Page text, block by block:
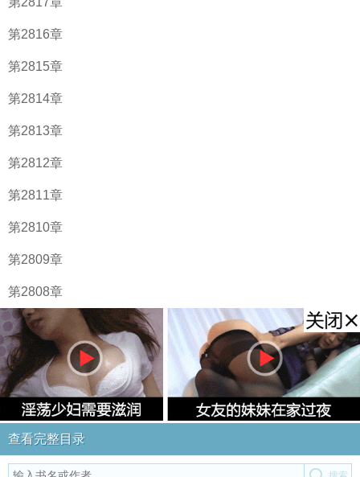
第2816章
第2815章
第2814章
第2813章
第2812章
第2811章
第2810章
第2809章
第2808章
查看完整目录